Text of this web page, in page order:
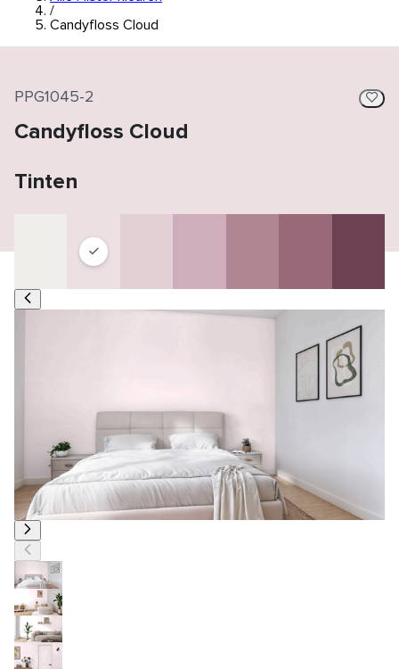
/
Candyfloss Cloud
PPG1045-2
Candyfloss Cloud
Tinten